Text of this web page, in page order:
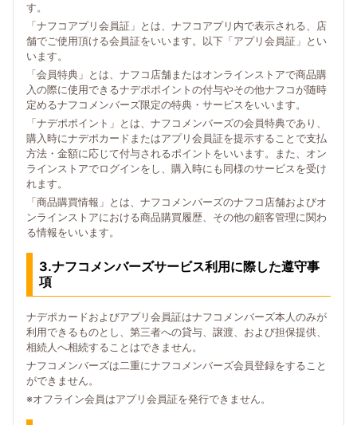
す。
「ナフコアプリ会員証」とは、ナフコアプリ内で表示される、店
舗でご使用頂ける会員証をいいます。以下「アプリ会員証」とい
います。
「会員特典」とは、ナフコ店舗またはオンラインストアで商品購
入の際に使用できるナデポポイントの付与やその他ナフコが随時
定めるナフコメンバーズ限定の特典・サービスをいいます。
「ナデポポイント」とは、ナフコメンバーズの会員特典であり、
購入時にナデポカードまたはアプリ会員証を提示することで支払
方法・金額に応じて付与されるポイントをいいます。また、オン
ラインストアでログインをし、購入時にも同様のサービスを受け
れます。
「商品購買情報」とは、ナフコメンバーズのナフコ店舗およびオ
ンラインストアにおける商品購買履歴、その他の顧客管理に関わ
る情報をいいます。
3.ナフコメンバーズサービス利用に際した遵守事
項
ナデポカードおよびアプリ会員証はナフコメンバーズ本人のみが
利用できるものとし、第三者への貸与、譲渡、および担保提供、
相続人へ相続することはできません。
ナフコメンバーズは二重にナフコメンバーズ会員登録をすること
ができません。
※オフライン会員はアプリ会員証を発行できません。